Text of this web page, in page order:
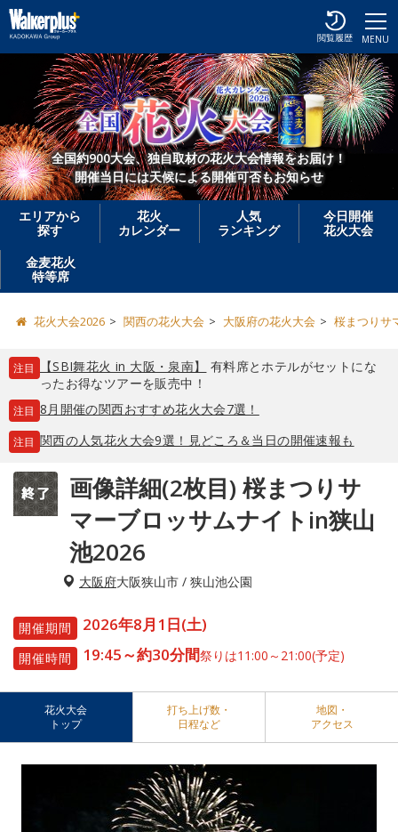
MENU
閲覧履歴
全国約900大会、独自取材の花火大会情報をお届け！
開催当日には天候による開催可否もお知らせ
エリアから
探す
花火
カレンダー
人気
ランキング
今日開催
花火大会
金麦花火
特等席
花火大会2026 関西の花火大会 大阪府の花火大会 桜まつりサ
注目 【SBI舞花火 in 大阪・泉南】
有料席とホテルがセットにな
ったお得なツアーを販売中！
注目 8月開催の関西おすすめ花火大会7選！
注目 関西の人気花火大会9選！見どころ＆当日の開催速報も
画像詳細(2枚目) 桜まつりサ
マーブロッサムナイトin狭山
池2026
大阪府大阪狭山市 / 狭山池公園
開催期間 2026年8月1日(土)
開催時間 19:45～約30分間祭りは11:00～21:00(予定)
花火大会
トップ
打ち上げ数・
日程など
地図・
アクセス